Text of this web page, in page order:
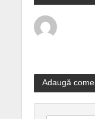
Adaugă